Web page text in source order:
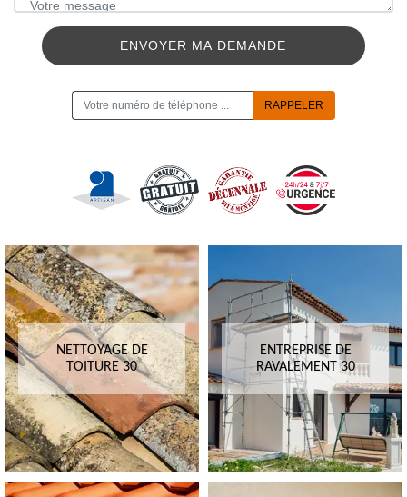
NETTOYAGE DE
TOITURE 30
ENTREPRISE DE
RAVALEMENT 30